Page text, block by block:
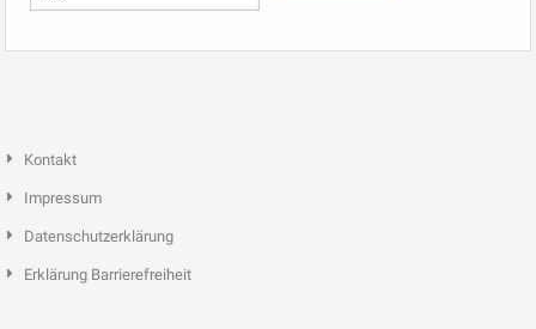
Kontakt
Impressum
Datenschutzerklärung
Erklärung Barrierefreiheit